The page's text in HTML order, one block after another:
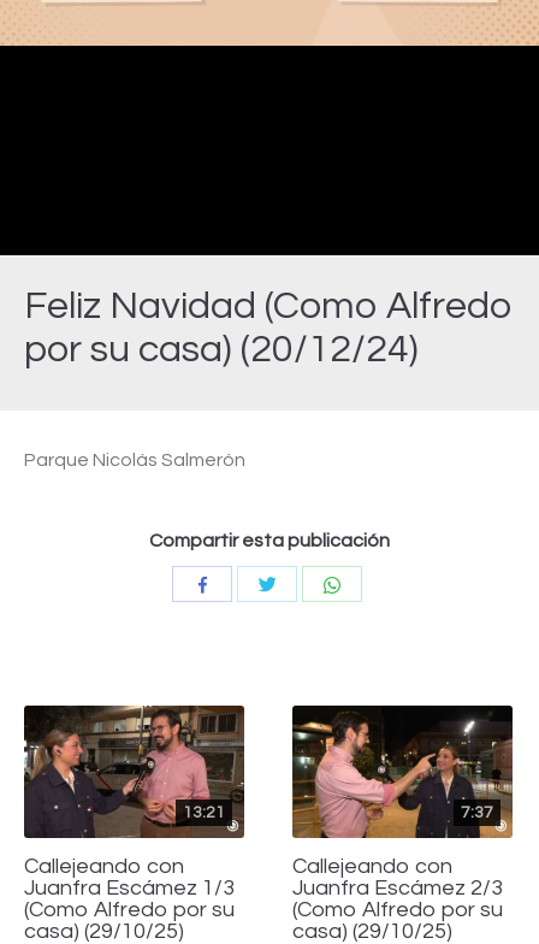
Feliz Navidad (Como Alfredo
por su casa) (20/12/24)
Video
Parque Nicolás Salmerón
Compartir esta publicación
CompartirCompartir
13:21
Callejeando con
Juanfra Escámez 1/3
(Como Alfredo por su
casa) (29/10/25)
7:37
Callejeando con
Juanfra Escámez 2/3
(Como Alfredo por su
casa) (29/10/25)